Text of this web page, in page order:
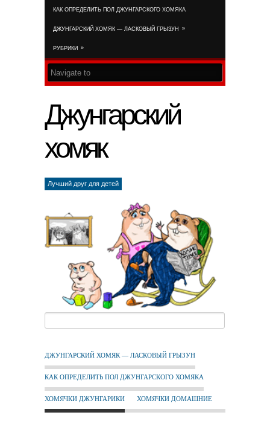
КАК ОПРЕДЕЛИТЬ ПОЛ ДЖУНГАРСКОГО ХОМЯКА
ДЖУНГАРСКИЙ ХОМЯК — ЛАСКОВЫЙ ГРЫЗУН »
РУБРИКИ »
Джунгарский
хомяк
Лучший друг для детей
ДЖУНГАРСКИЙ ХОМЯК — ЛАСКОВЫЙ ГРЫЗУН
КАК ОПРЕДЕЛИТЬ ПОЛ ДЖУНГАРСКОГО ХОМЯКА
ХОМЯЧКИ ДЖУНГАРИКИ ХОМЯЧКИ ДОМАШНИЕ